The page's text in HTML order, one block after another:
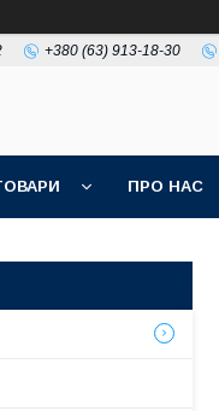
+380 (63) 913-18-30
ПРО НАС